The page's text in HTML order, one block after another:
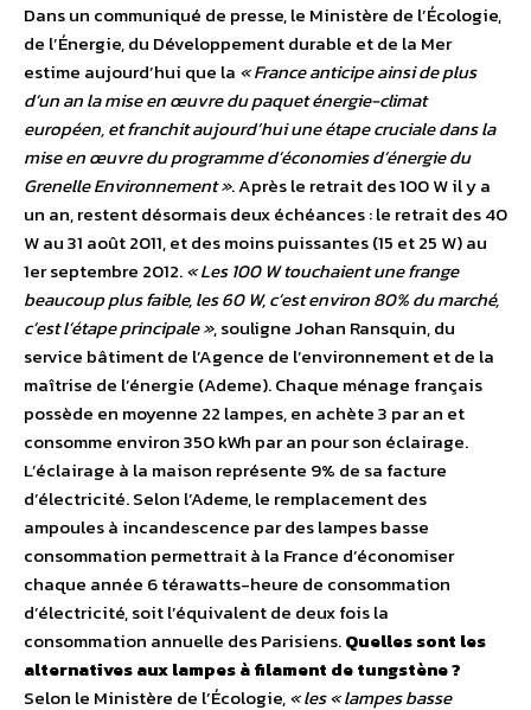
Dans un communiqué de presse, le Ministère de l’Écologie,
de l’Énergie, du Développement durable et de la Mer
estime aujourd’hui que la « France anticipe ainsi de plus
d’un an la mise en œuvre du paquet énergie-climat
européen, et franchit aujourd’hui une étape cruciale dans la
mise en œuvre du programme d’économies d’énergie du
Grenelle Environnement ». Après le retrait des 100 W il y a
un an, restent désormais deux échéances : le retrait des 40
W au 31 août 2011, et des moins puissantes (15 et 25 W) au
1er septembre 2012.« Les 100 W touchaient une frange
beaucoup plus faible, les 60 W, c’est environ 80% du marché,
c’est l’étape principale », souligne Johan Ransquin, du
service bâtiment de l’Agence de l’environnement et de la
maîtrise de l’énergie (Ademe). Chaque ménage français
possède en moyenne 22 lampes, en achète 3 par an et
consomme environ 350 kWh par an pour son éclairage.
L’éclairage à la maison représente 9% de sa facture
d’électricité. Selon l’Ademe, le remplacement des
ampoules à incandescence par des lampes basse
consommation permettrait à la France d’économiser
chaque année 6 térawatts-heure de consommation
d’électricité, soit l’équivalent de deux fois la
consommation annuelle des Parisiens.Quelles sont les
alternatives aux lampes à filament de tungstène ?
Selon le Ministère de l’Écologie,« les « lampes basse